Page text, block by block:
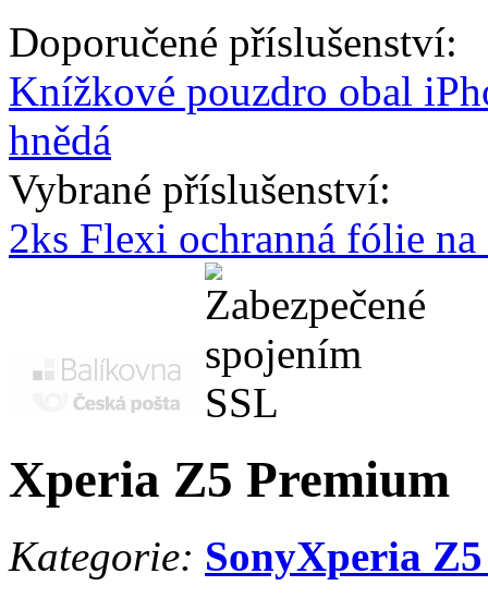
Doporučené příslušenství:
Knížkové pouzdro obal
hnědá
Vybrané příslušenství:
2ks Flexi ochranná fólie
Xperia Z5 Premium
Kategorie: SonyXperia